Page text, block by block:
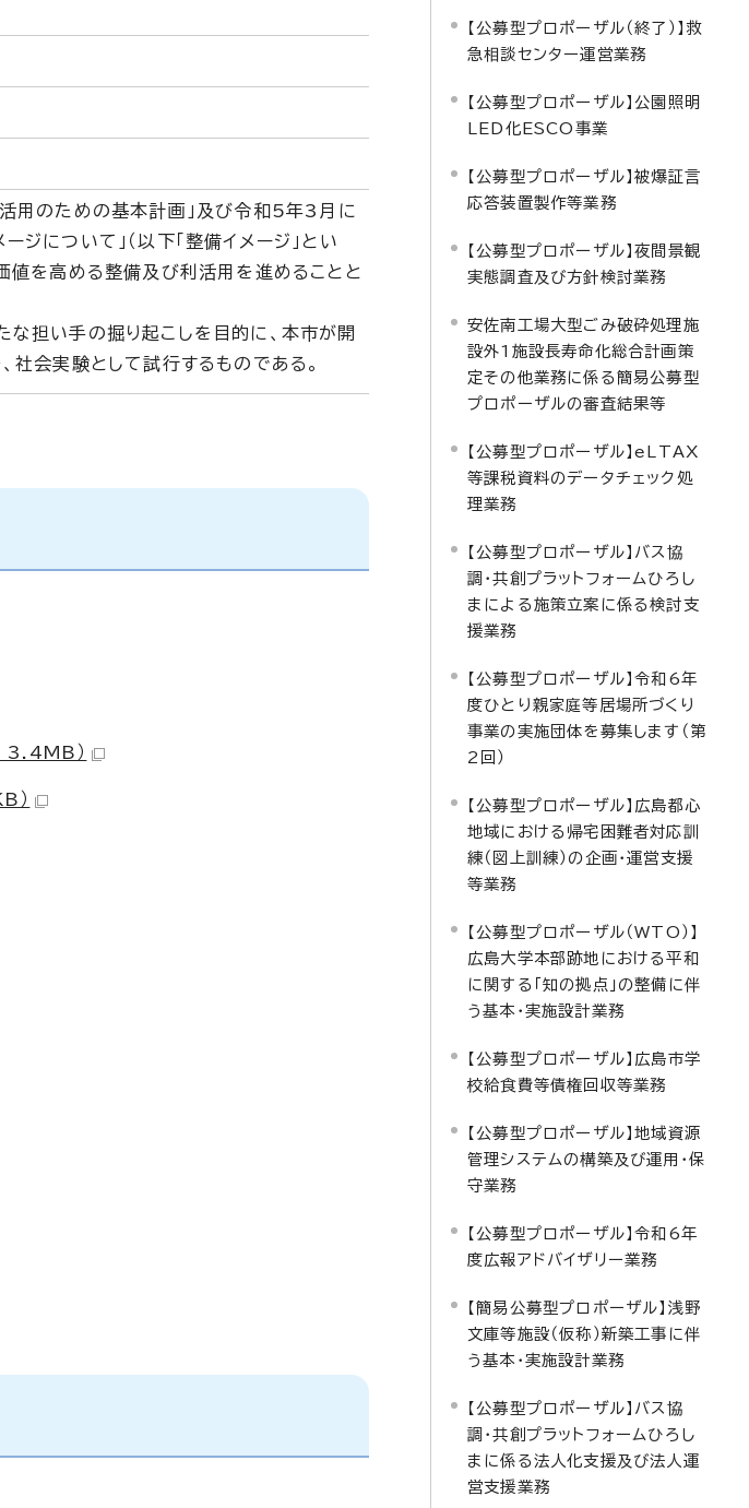
用のための基本計画」及び令和5年3月に
について」（以下「整備イメージ」とい
値を高める整備及び利活用を進めることと
担い手の掘り起こしを目的に、本市が開
社会実験として試行するものである。
3.4MB）
）
【公募型プロポーザル（終了）】救
急相談センター運営業務
【公募型プロポーザル】公園照明
LED化ESCO事業
【公募型プロポーザル】被爆証言
応答装置製作等業務
【公募型プロポーザル】夜間景観
実態調査及び方針検討業務
安佐南工場大型ごみ破砕処理施
設外1施設長寿命化総合計画策
定その他業務に係る簡易公募型
プロポーザルの審査結果等
【公募型プロポーザル】eLTAX
等課税資料のデータチェック処
理業務
【公募型プロポーザル】バス協
調・共創プラットフォームひろし
まによる施策立案に係る検討支
援業務
【公募型プロポーザル】令和6年
度ひとり親家庭等居場所づくり
事業の実施団体を募集します（第
2回）
【公募型プロポーザル】広島都心
地域における帰宅困難者対応訓
練（図上訓練）の企画・運営支援
等業務
【公募型プロポーザル（WTO）】
広島大学本部跡地における平和
に関する「知の拠点」の整備に伴
う基本・実施設計業務
【公募型プロポーザル】広島市学
校給食費等債権回収等業務
【公募型プロポーザル】地域資源
管理システムの構築及び運用・保
守業務
【公募型プロポーザル】令和6年
度広報アドバイザリー業務
【簡易公募型プロポーザル】浅野
文庫等施設（仮称）新築工事に伴
う基本・実施設計業務
【公募型プロポーザル】バス協
調・共創プラットフォームひろし
まに係る法人化支援及び法人運
営支援業務